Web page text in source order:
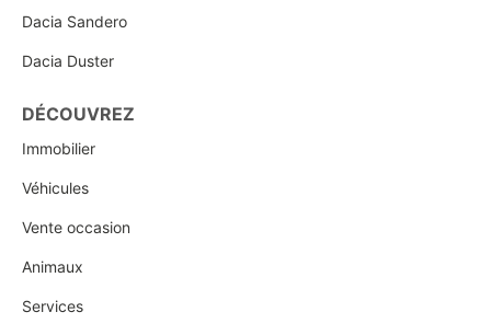
Dacia Sandero
Dacia Duster
DÉCOUVREZ
Immobilier
Véhicules
Vente occasion
Animaux
Services